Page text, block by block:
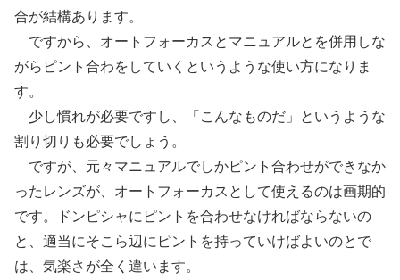
合が結構あります。
ですから、オートフォーカスとマニュアルとを併用しな
がらピント合わをしていくというような使い方になりま
す。
少し慣れが必要ですし、「こんなものだ」というような
割り切りも必要でしょう。
ですが、元々マニュアルでしかピント合わせができなか
ったレンズが、オートフォーカスとして使えるのは画期的
です。ドンピシャにピントを合わせなければならないの
と、適当にそこら辺にピントを持っていけばよいのとで
は、気楽さが全く違います。